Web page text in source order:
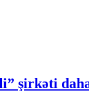
şirkəti